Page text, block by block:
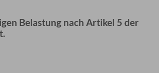
Belastung nach Artikel 5 der